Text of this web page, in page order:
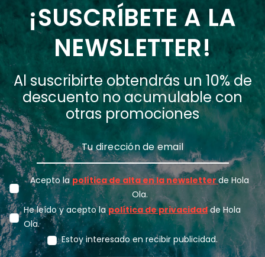
¡SUSCRÍBETE A LA
NEWSLETTER!
Al suscribirte obtendrás un 10% de
descuento no acumulable con
otras promociones
Acepto lapolítica de alta en la newsletter de Hola
Ola.
He leído y acepto lapolítica de privacidadde Hola
Ola.
Estoy interesado en recibir publicidad.